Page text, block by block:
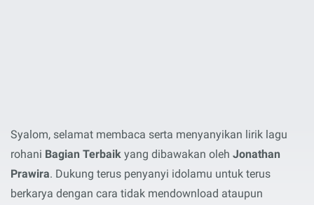
Syalom, selamat membaca serta menyanyikan lirik lagu
rohani Bagian Terbaik yang dibawakan oleh Jonathan
Prawira. Dukung terus penyanyi idolamu untuk terus
berkarya dengan cara tidak mendownload ataupun